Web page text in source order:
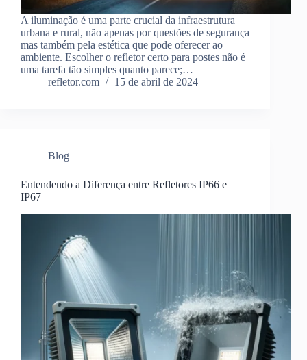
A iluminação é uma parte crucial da infraestrutura
urbana e rural, não apenas por questões de segurança
mas também pela estética que pode oferecer ao
ambiente. Escolher o refletor certo para postes não é
uma tarefa tão simples quanto parece;…
refletor.com
15 de abril de 2024
Blog
Entendendo a Diferença entre Refletores IP66 e
IP67